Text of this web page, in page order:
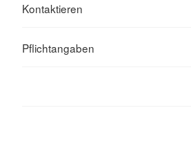
Kontaktieren
Pflichtangaben